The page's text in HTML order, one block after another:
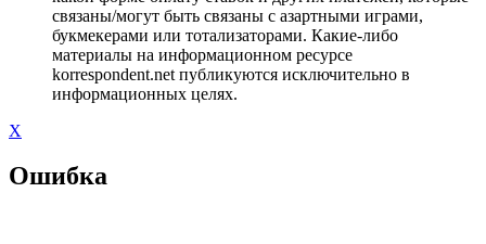
связаны/могут быть связаны с азартными играми,
букмекерами или тотализаторами. Какие-либо
материалы на информационном ресурсе
korrespondent.net публикуются исключительно в
информационных целях.
X
Ошибка